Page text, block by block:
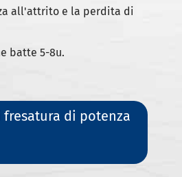
all'attrito e la perdita di
batte 5-8u.
fresatura di potenza